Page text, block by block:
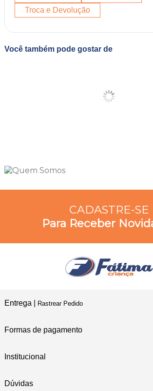
Troca e Devolução
Você também pode gostar de
CADASTRE-SE
Para Receber
Entrega | Rastrear Pedido
Formas de pagamento
Institucional
Dúvidas